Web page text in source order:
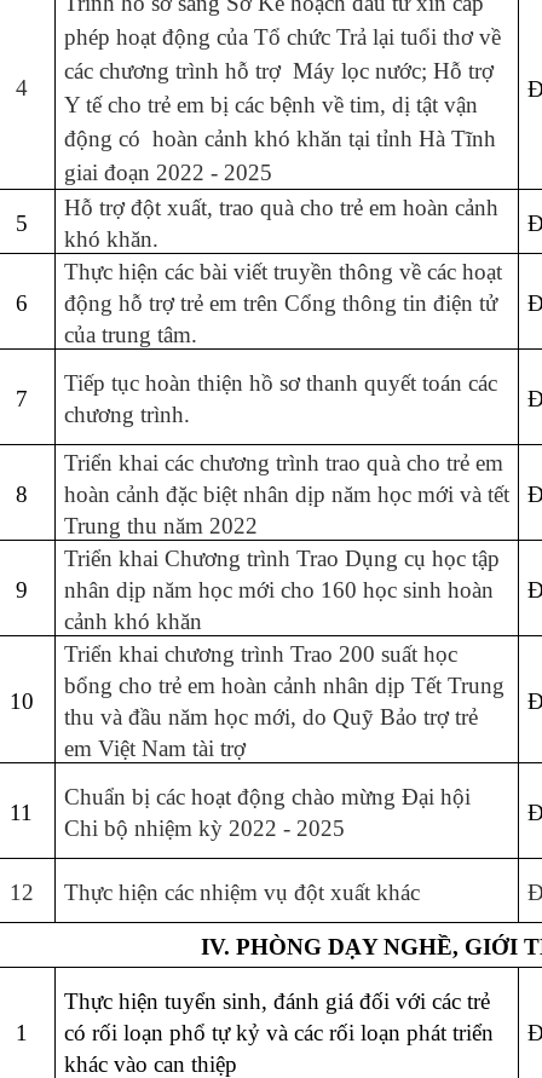
4
phép hoạt động của Tổ chức Trả lại tuổi thơ về
các chương trình hỗ trợ Máy lọc nước; Hỗ trợ
Y tế cho trẻ em bị các bệnh về tim, dị tật vận
động có hoàn cảnh khó khăn tại tỉnh Hà Tĩnh
giai đoạn 2022 - 2025
5
Hỗ trợ đột xuất, trao quà cho trẻ em hoàn cảnh
khó khăn.
6
Thực hiện các bài viết truyền thông về các hoạt
động hỗ trợ trẻ em trên Cổng thông tin điện tử
của trung tâm.
7
Tiếp tục hoàn thiện hồ sơ thanh quyết toán các
chương trình.
8
Triển khai các chương trình trao quà cho trẻ em
hoàn cảnh đặc biệt nhân dịp năm học mới và tết
Trung thu năm 2022
9
Triển khai Chương trình Trao Dụng cụ học tập
nhân dịp năm học mới cho 160 học sinh hoàn
cảnh khó khăn
10
Triển khai chương trình Trao 200 suất học
bổng cho trẻ em hoàn cảnh nhân dịp Tết Trung
thu và đầu năm học mới, do Quỹ Bảo trợ trẻ
em Việt Nam tài trợ
11
Chuẩn bị các hoạt động chào mừng Đại hội
Chi bộ nhiệm kỳ 2022 - 2025
12 Thực hiện các nhiệm vụ đột xuất khác
IV. PHÒNG DẠY NGHỀ, GIỚI
1
Thực hiện tuyển sinh, đánh giá đối với các trẻ
có rối loạn phổ tự kỷ và các rối loạn phát triển
khác vào can thiệp